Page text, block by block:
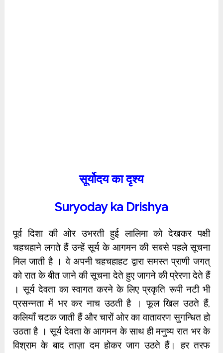
सूर्योदय का दृश्य
Suryoday ka Drishya
पूर्व दिशा की ओर उभरती हुई लालिमा को देखकर पक्षी
चहचहाने लगते हैं उन्हें सूर्य के आगमन की सबसे पहले सूचना
मिल जाती है । वे अपनी चहचहाहट द्वारा समस्त प्राणी जगत्
को रात के बीत जाने की सूचना देते हुए जागने की प्रेरणा देते हैं
। सूर्य देवता का स्वागतकरने के लिए प्रकृति रूपी नटी भी
प्रसन्नता में भर कर नाच उठती है । फूल खिल उठते हैं,
कलियाँ चटक जाती हैं और चारों ओर का वातावरण सुगन्धित हो
उठता है । सूर्य देवता के आगमन के साथ ही मनुष्य रात भर के
विश्राम के बाद ताज़ा दम होकर जाग उठते हैं।हर तरफ